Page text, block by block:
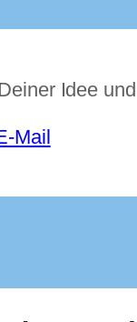
Idee
Mail